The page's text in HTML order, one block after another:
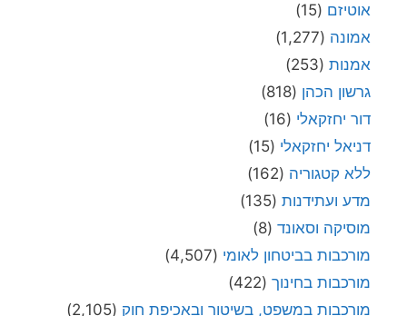
אוטיזם (15)
אמונה (1,277)
אמנות (253)
גרשון הכהן (818)
דור יחזקאלי (16)
דניאל יחזקאלי (15)
ללא קטגוריה (162)
מדע ועתידנות (135)
מוסיקה וסאונד (8)
מורכבות בביטחון לאומי (4,507)
מורכבות בחינוך (422)
מורכבות במשפט, בשיטור ובאכיפת חוק (2,105)